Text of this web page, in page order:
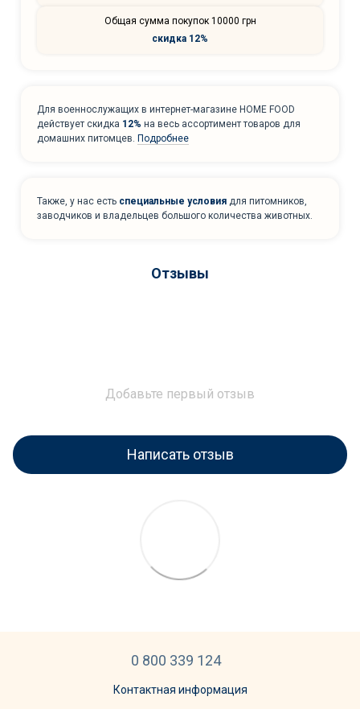
Общая сумма покупок 10000 грн
скидка 12%
Для военнослужащих в интернет-магазине HOME FOOD
действует скидка 12% на весь ассортимент товаров для
домашних питомцев. Подробнее
Также, у нас есть специальные условия для питомников,
заводчиков и владельцев большого количества животных.
Отзывы
Добавьте первый отзыв
Написать отзыв
0 800 339 124
Контактная информация